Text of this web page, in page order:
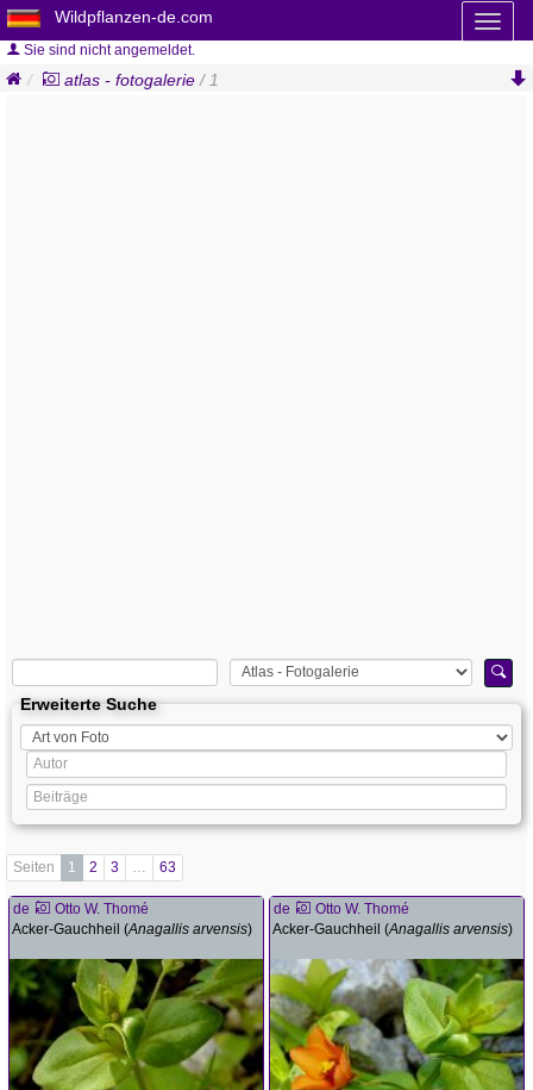
Wildpflanzen-de.com
Sie sind nicht angemeldet.
atlas - fotogalerie / 1
Erweiterte Suche
Seiten 1 2 3 … 63
de
Otto W. Thomé
Acker-Gauchheil (Anagallis arvensis)
de
Otto W. Thomé
Acker-Gauchheil (Anagallis arvensis)